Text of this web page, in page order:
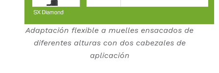
Adaptación flexible a muelles ensacados de
diferentes alturas con dos cabezales de
aplicación